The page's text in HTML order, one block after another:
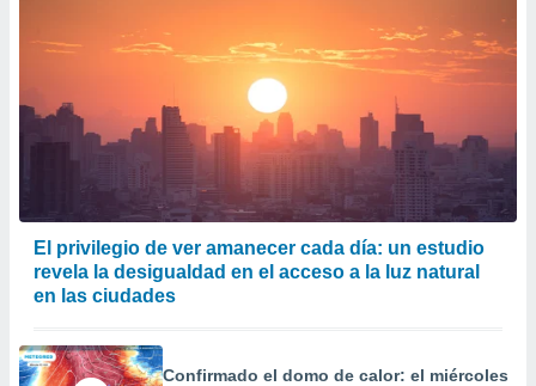
El privilegio de ver amanecer cada día: un estudio
revela la desigualdad en el acceso a la luz natural
en las ciudades
Confirmado el domo de calor: el miércoles